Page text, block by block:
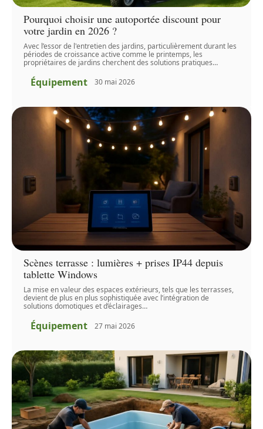
Pourquoi choisir une autoportée discount pour
votre jardin en 2026 ?
Avec l’essor de l'entretien des jardins, particulièrement durant les
périodes de croissance active comme le printemps, les
propriétaires de jardins cherchent des solutions pratiques…
Équipement 30 mai 2026
Scènes terrasse : lumières + prises IP44 depuis
tablette Windows
La mise en valeur des espaces extérieurs, tels que les terrasses,
devient de plus en plus sophistiquée avec l’intégration de
solutions domotiques et d’éclairages…
Équipement 27 mai 2026